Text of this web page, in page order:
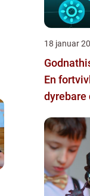
18 januar
En
dyrebare